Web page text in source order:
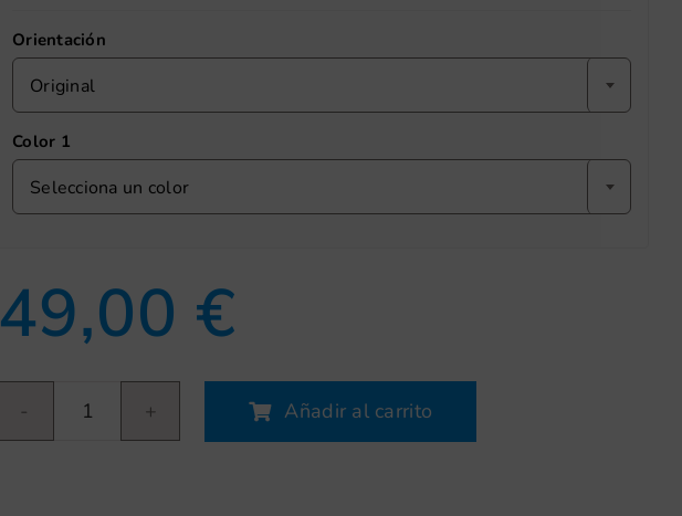
Orientación
Original
Color 1
Selecciona un color
49,00 €
Swing
cantidad
Añadir al carrito